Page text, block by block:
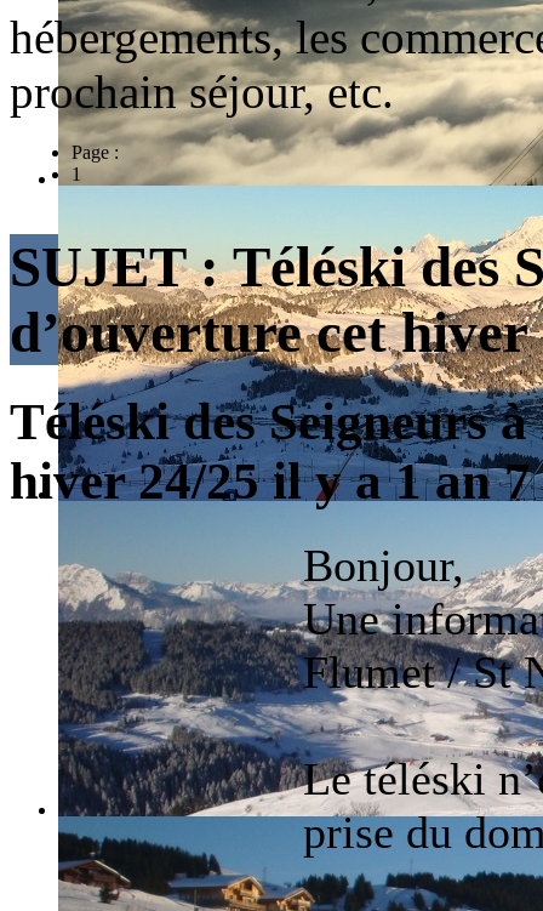
hébergements, les
prochain séjour, etc.
Page :
1
SUJET :Téléski des
d’ouverture cet hiver
Téléski des Seigneurs
hiver 24/25il y a 1 an
Bonjour,
Une
Flumet / St
Le téléski
prise du